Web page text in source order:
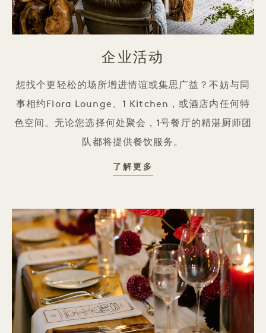
企业活动
想找个更轻松的场所增进情谊或集思广益？不妨与同
事相约Flora Lounge、1 Kitchen，或酒店内任何特
色空间。无论您选择何处聚会，1号餐厅的精湛厨师团
队都将提供餐饮服务。
了解更多